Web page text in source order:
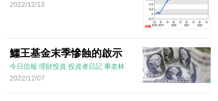
2022/12/13
鱷王基金末季慘蝕的啟示
今日信報 理財投資 投資者日記 畢老林
2022/12/07